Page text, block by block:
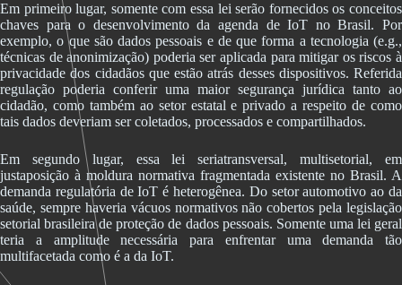
Em primeiro lugar, somente com essa lei serão fornecidos os conceitos
chaves para o desenvolvimento da agenda de IoT no Brasil. Por
exemplo, o que são dados pessoais e de que forma a tecnologia (e.g.,
técnicas de anonimização) poderia ser aplicada para mitigar os riscos à
privacidade dos cidadãos que estão atrás desses dispositivos. Referida
regulação poderia conferir uma maior segurança jurídica tanto ao
cidadão, como também ao setor estatal e privado a respeito de como
tais dados deveriam ser coletados, processados e compartilhados.
Em segundo lugar, essa lei seriatransversal, multisetorial, em
justaposição à moldura normativa fragmentada existente no Brasil. A
demanda regulatória de IoT é heterogênea. Do setor automotivo ao da
saúde, sempre haveria vácuos normativos não cobertos pela legislação
setorial brasileira de proteção de dados pessoais. Somente uma lei geral
teria a amplitude necessária para enfrentar uma demanda tão
multifacetada como é a da IoT.